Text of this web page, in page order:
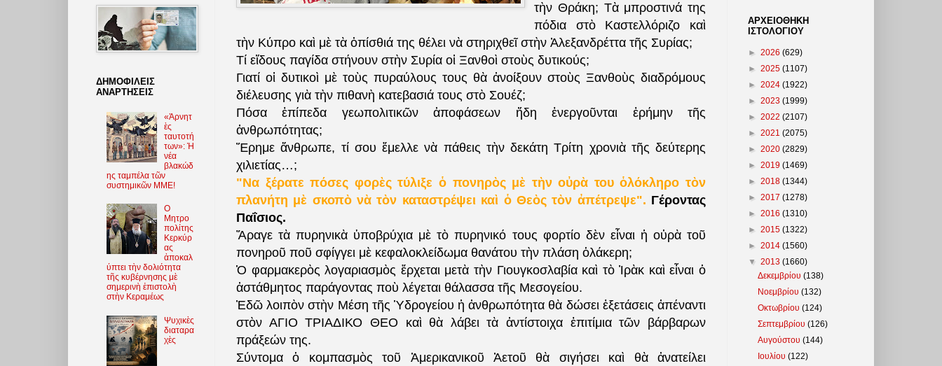
τὴν Θράκη; Τὰ μπροστινά της
πόδια στὸ Καστελλόριζο καὶ
τὴν Κύπρο καὶ μὲ τὰ ὀπίσθιά της θέλει νὰ στηριχθεῖ στὴν Ἀλεξανδρέττα τῆς Συρίας;
Τί εἴδους παγίδα στήνουν στὴν Συρία οἱ Ξανθοὶ στοὺς δυτικούς;
Γιατί οἱ δυτικοὶ μὲ τοὺς πυραύλους τους θὰ ἀνοίξουν στοὺς Ξανθοὺς διαδρόμους
διέλευσης γιὰ τὴν πιθανὴ κατεβασιά τους στὸ Σουέζ;
Πόσα ἐπίπεδα γεωπολιτικῶν ἀποφάσεων ἤδη ἐνεργοῦνται ἐρήμην τῆς
ἀνθρωπότητας;
Ἔρημε ἄνθρωπε, τί σου ἔμελλε νὰ πάθεις τὴν δεκάτη Τρίτη χρονιὰ τῆς δεύτερης
χιλιετίας…;
"Να ξέρατε πόσες φορὲς τύλιξε ὁ πονηρὸς μὲ τὴν οὐρὰ του ὁλόκληρο τὸν
πλανήτη μὲ σκοπὸ νὰ τὸν καταστρέψει καὶ ὁ Θεὸς τὸν ἀπέτρεψε". Γέροντας
Παΐσιος.
Ἄραγε τὰ πυρηνικὰ ὑποβρύχια μὲ τὸ πυρηνικό τους φορτίο δὲν εἶναι ἡ οὐρὰ τοῦ
πονηροῦ ποῦ σφίγγει μὲ κεφαλοκλείδωμα θανάτου τὴν πλάση ὁλάκερη;
Ὁ φαρμακερὸς λογαριασμὸς ἔρχεται μετὰ τὴν Γιουγκοσλαβία καὶ τὸ Ἰρὰκ καὶ εἶναι ὁ
ἀστάθμητος παράγοντας ποὺ λέγεται θάλασσα τῆς Μεσογείου.
Ἐδῶ λοιπὸν στὴν Μέση τῆς Ὑδρογείου ἡ ἀνθρωπότητα θὰ δώσει ἐξετάσεις ἀπέναντι
στὸν ΑΓΙΟ ΤΡΙΑΔΙΚΟ ΘΕΟ καὶ θὰ λάβει τὰ ἀντίστοιχα ἐπιτίμια τῶν βάρβαρων
πράξεών της.
Σύντομα ὁ κομπασμὸς τοῦ Ἀμερικανικοῦ Ἀετοῦ θὰ σιγήσει καὶ θὰ ἀνατείλει
ΔΗΜΟΦΙΛΕΙΣ
ΑΝΑΡΤΗΣΕΙΣ
«Ἀρνητ
ὲς
ταυτοτή
των»: Ἡ
νέα
βλακώδ
ης ταμπέλα τῶν
συστημικῶν ΜΜΕ!
O
Μητρο
πολίτης
Κερκύρ
ας
ἀποκαλ
ύπτει τὴν δολιότητα
τῆς κυβέρνησης μὲ
σημερινὴ ἐπιστολὴ
στὴν Κεραμέως
Ψυχικὲς
διαταρα
χὲς
ΑΡΧΕΙΟΘΗΚΗ
ΙΣΤΟΛΟΓΙΟΥ
► 2026 (629)
► 2025 (1107)
► 2024 (1922)
► 2023 (1999)
► 2022 (2107)
► 2021 (2075)
► 2020 (2829)
► 2019 (1469)
► 2018 (1344)
► 2017 (1278)
► 2016 (1310)
► 2015 (1322)
► 2014 (1560)
▼ 2013 (1660)
Δεκεμβρίου(138)
Νοεμβρίου(132)
Οκτωβρίου(124)
Σεπτεμβρίου(126)
Αυγούστου(144)
Ιουλίου(122)